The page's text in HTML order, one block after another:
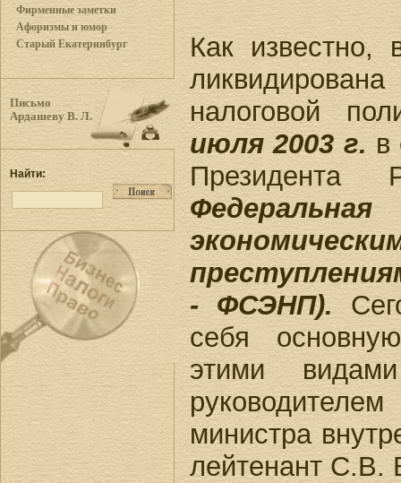
Фирменные заметки
Афоризмы и юмор
Старый Екатеринбург
Письмо
Ардашеву В. Л.
Найти:
Как
налоговой
июля 2003 г.в
- ФСЭНП).
себя
этими
министра
лейтенант С.В.